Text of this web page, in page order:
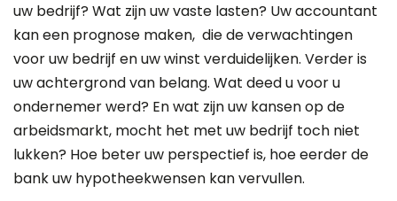
uw bedrijf? Wat zijn uw vaste lasten? Uw accountant
kan een prognose maken, die de verwachtingen
voor uw bedrijf en uw winst verduidelijken. Verder is
uw achtergrond van belang. Wat deed u voor u
ondernemer werd? En wat zijn uw kansen op de
arbeidsmarkt, mocht het met uw bedrijf toch niet
lukken? Hoe beter uw perspectief is, hoe eerder de
bank uw hypotheekwensen kan vervullen.